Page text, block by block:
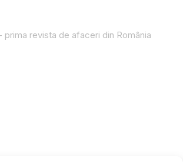
prima revista de afaceri din România